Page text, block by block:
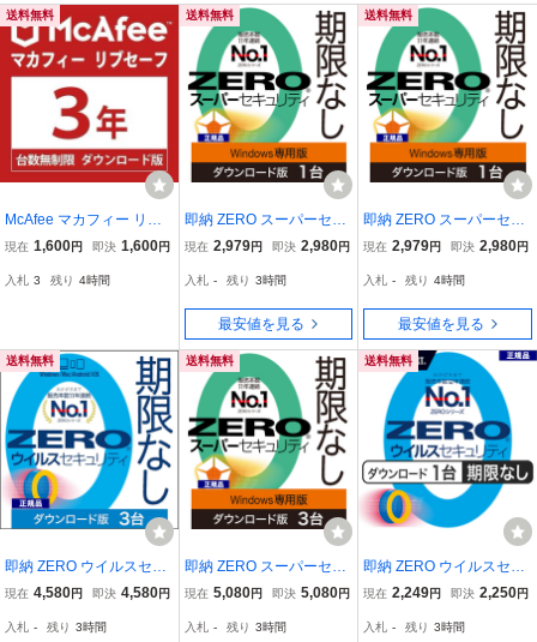
送料無料
McAfee マカフィー リブ
セーフ 台数無制限３年・
Android/iOS対応 ウイル
現在 1,600円 即決 1,600円
入札 3 残り 4時間
送料無料
即納 ZERO スーパーセキ
ュリティ 1台用 期限なし
ロード版) セキュリティ
ソフト ウイルス対策 ソー
スネクスト 1台版
現在 2,979円 即決 2,980円
入札 - 残り 3時間
最安値を見る
送料無料
即納 ZERO スーパーセキ
ュリティ 1台用 期限なし
ロード版) セキュリティ
ソフト ウイルス対策 ソー
スネクスト 1台版
現在 2,979円 即決 2,980円
入札 - 残り 4時間
最安値を見る
送料無料
即納 ZERO ウイルスセキ
ュリティ 3台用 期限なし
s Mac iOS Android対応 ウ
現在 4,580円 即決 4,580円
入札 - 残り 3時間
送料無料
即納 ZERO スーパーセキ
ュリティ 3台用 期限なし
ロード版) セキュリティ
現在 5,080円 即決 5,080円
入札 - 残り 3時間
送料無料
即納 ZERO ウイルスセキ
ュリティ 1台用 期限なし
s Mac iOS Android対応 ウ
現在 2,249円 即決 2,250円
入札 - 残り 3時間